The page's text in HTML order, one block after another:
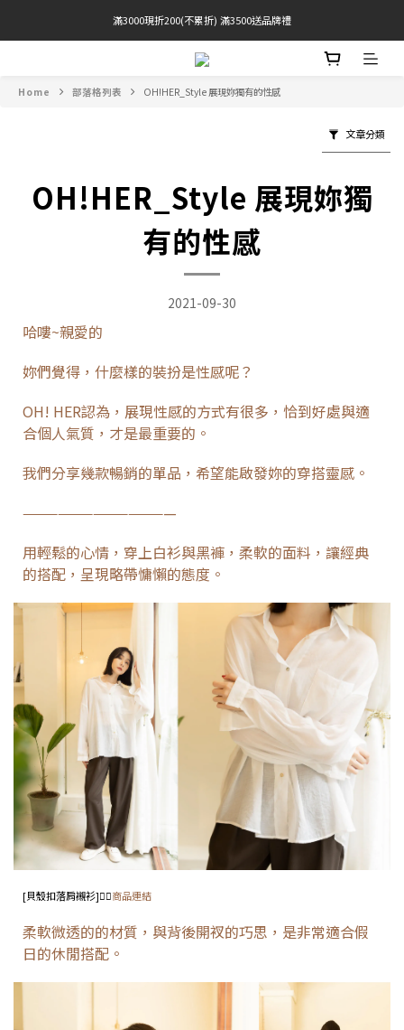
官網限定! 滿千免運(僅限台灣本島)
滿3000現折200(不累折) 滿3500送品牌禮
BRATOP專區買三送一 | 指定專區買一送一
官網限定! 滿千免運(僅限台灣本島)
Home 部落格列表 OH!HER_Style 展現妳獨有的性感
文章分類
OH!HER_Style 展現妳獨
有的性感
2021-09-30
哈嘍~親愛的
妳們覺得，什麼樣的裝扮是性感呢？
OH! HER認為，展現性感的方式有很多，恰到好處與適
合個人氣質，才是最重要的。
我們分享幾款暢銷的單品，希望能啟發妳的穿搭靈感。
—————————————
用輕鬆的心情，穿上白衫與黑褲，柔軟的面料，讓經典
的搭配，呈現略帶慵懶的態度。
[貝殼扣落肩襯衫]👈🏻商品連結
柔軟微透的的材質，與背後開衩的巧思，是非常適合假
日的休閒搭配。